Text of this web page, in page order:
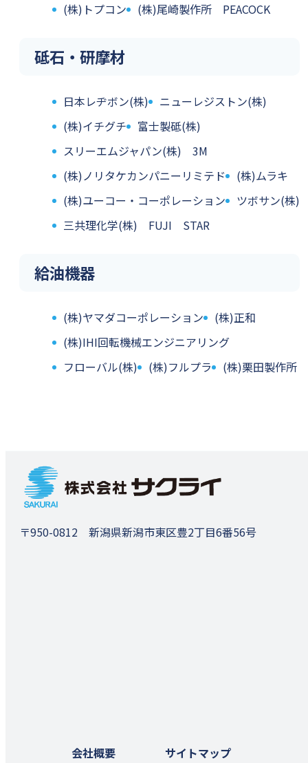
(株)トプコン
(株)尾崎製作所 PEACOCK
砥石・研摩材
日本レヂボン(株)
ニューレジストン(株)
(株)イチグチ
富士製砥(株)
スリーエムジャパン(株) 3M
(株)ノリタケカンパニーリミテド
(株)ムラキ
(株)ユーコー・コーポレーション
ツボサン(株)
三共理化学(株) FUJI STAR
給油機器
(株)ヤマダコーポレーション
(株)正和
(株)IHI回転機械エンジニアリング
フローバル(株)
(株)フルプラ (株)栗田製作所
〒950-0812 新潟県新潟市東区豊2丁目6番56号
会社概要 サイトマップ